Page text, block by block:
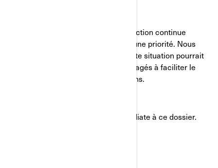
Votre sécurité ainsi que votre satisfaction continue
envers nos produits sont pour nous une priorité. Nous
regrettons tout inconvénient que cette situation pourrait
vous causer et nous demeurons engagés à faciliter le
processus autant que nous le pouvons.
Merci de prêter une attention immédiate à ce dossier.